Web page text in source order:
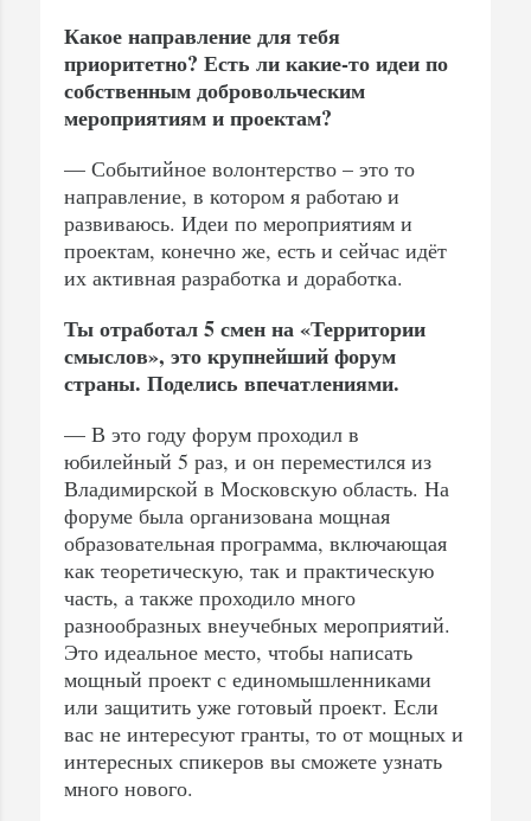
Какое направление для тебя
приоритетно? Есть ли какие-то идеи по
собственным добровольческим
мероприятиям и проектам?
— Событийное волонтерство – это то
направление, в котором я работаю и
развиваюсь. Идеи по мероприятиям и
проектам, конечно же, есть и сейчас идёт
их активная разработка и доработка.
Ты отработал 5 смен на «Территории
смыслов», это крупнейший форум
страны. Поделись впечатлениями.
— В это году форум проходил в
юбилейный 5 раз, и он переместился из
Владимирской в Московскую область. На
форуме была организована мощная
образовательная программа, включающая
как теоретическую, так и практическую
часть, а также проходило много
разнообразных внеучебных мероприятий.
Это идеальное место, чтобы написать
мощный проект с единомышленниками
или защитить уже готовый проект. Если
вас не интересуют гранты, то от мощных и
интересных спикеров вы сможете узнать
много нового.